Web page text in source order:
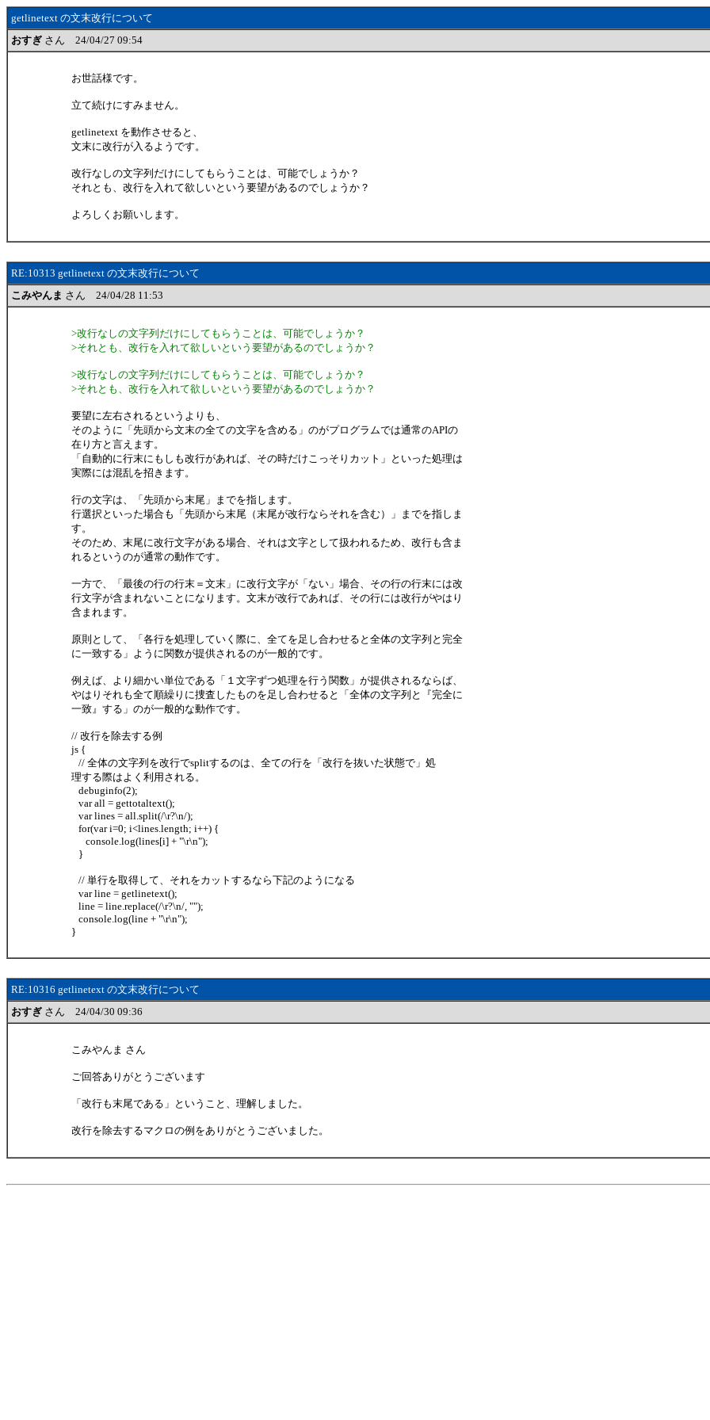
getlinetext の文末改行について
おすぎ さん 24/04/27 09:54
お世話様です。
立て続けにすみません。
getlinetext を動作させると、
文末に改行が入るようです。
改行なしの文字列だけにしてもらうことは、可能でしょうか？
それとも、改行を入れて欲しいという要望があるのでしょうか？
よろしくお願いします。
RE:10313 getlinetext の文末改行について
こみやんま さん 24/04/28 11:53
>改行なしの文字列だけにしてもらうことは、可能でしょうか？
>それとも、改行を入れて欲しいという要望があるのでしょうか？
>改行なしの文字列だけにしてもらうことは、可能でしょうか？
>それとも、改行を入れて欲しいという要望があるのでしょうか？
要望に左右されるというよりも、
そのように「先頭から文末の全ての文字を含める」のがプログラムでは通常のAPIの
在り方と言えます。
「自動的に行末にもしも改行があれば、その時だけこっそりカット」といった処理は
実際には混乱を招きます。
行の文字は、「先頭から末尾」までを指します。
行選択といった場合も「先頭から末尾（末尾が改行ならそれを含む）」までを指しま
す。
そのため、末尾に改行文字がある場合、それは文字として扱われるため、改行も含ま
れるというのが通常の動作です。
一方で、「最後の行の行末＝文末」に改行文字が「ない」場合、その行の行末には改
行文字が含まれないことになります。文末が改行であれば、その行には改行がやはり
含まれます。
原則として、「各行を処理していく際に、全てを足し合わせると全体の文字列と完全
に一致する」ように関数が提供されるのが一般的です。
例えば、より細かい単位である「１文字ずつ処理を行う関数」が提供されるならば、
やはりそれも全て順繰りに捜査したものを足し合わせると「全体の文字列と『完全に
一致』する」のが一般的な動作です。
// 改行を除去する例
js {
// 全体の文字列を改行でsplitするのは、全ての行を「改行を抜いた状態で」処
理する際はよく利用される。
debuginfo(2);
var all = gettotaltext();
var lines = all.split(/\r?\n/);
for(var i=0; i<lines.length; i++) {
console.log(lines[i] + "\r\n");
}
// 単行を取得して、それをカットするなら下記のようになる
var line = getlinetext();
line = line.replace(/\r?\n/, "");
console.log(line + "\r\n");
}
RE:10316 getlinetext の文末改行について
おすぎ さん 24/04/30 09:36
こみやんま さん
ご回答ありがとうございます
「改行も末尾である」ということ、理解しました。
改行を除去するマクロの例をありがとうございました。